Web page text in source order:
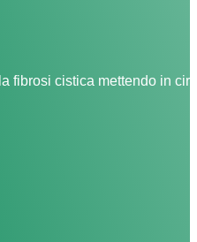
fibrosi cistica mettendo in